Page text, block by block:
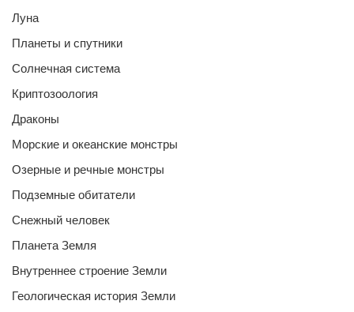
Луна
Планеты и спутники
Солнечная система
Криптозоология
Драконы
Морские и океанские монстры
Озерные и речные монстры
Подземные обитатели
Снежный человек
Планета Земля
Внутреннее строение Земли
Геологическая история Земли